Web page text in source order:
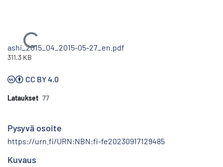
Ladataan...
ashi_2015_04_2015-05-27_en.pdf
311.3 KB
CC BY 4.0
Lataukset 77
Pysyvä osoite
https://urn.fi/URN:NBN:fi-fe20230917129485
Kuvaus